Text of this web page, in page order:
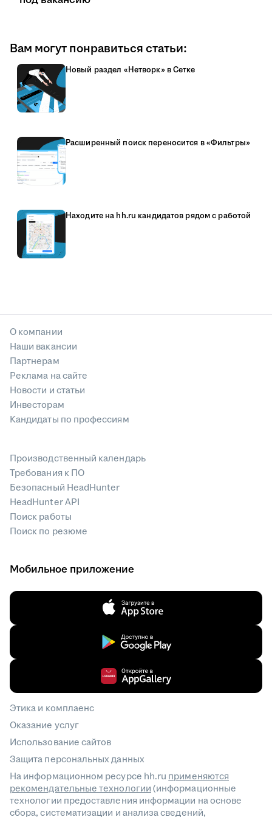
Вам могут понравиться статьи:
Новый раздел «Нетворк» в Сетке
Расширенный поиск переносится в «Фильтры»
Находите на hh.ru кандидатов рядом с работой
О компании
Наши вакансии
Партнерам
Реклама на сайте
Новости и статьи
Инвесторам
Кандидаты по профессиям
Производственный календарь
Требования к ПО
Безопасный HeadHunter
HeadHunter API
Поиск работы
Поиск по резюме
Мобильное приложение
Этика и комплаенс
Оказание услуг
Использование сайтов
Защита персональных данных
На информационном ресурсе hh.ru применяются
рекомендательные технологии(информационные
технологии предоставления информации на основе
сбора, систематизации и анализа сведений,